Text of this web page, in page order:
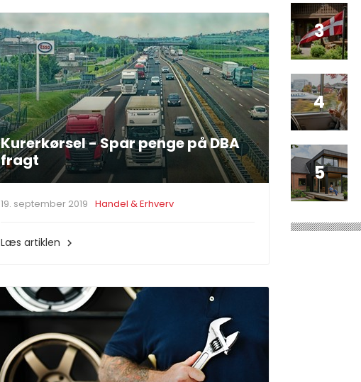
Kurerkørsel - Spar penge på DBA
fragt
19. september 2019 Handel & Erhverv
Læs artiklen 
3
4
5